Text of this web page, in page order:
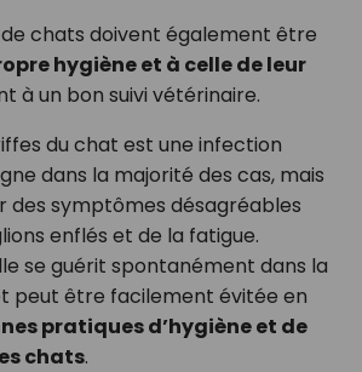
chats doivent également être
hygiène et à celle de leur
à un bon suivi vétérinaire.
du chat est une infection
dans la majorité des cas, mais
des symptômes désagréables
enflés et de la fatigue.
se guérit spontanément dans la
peut être facilement évitée en
pratiques d’hygiène et de
chats.